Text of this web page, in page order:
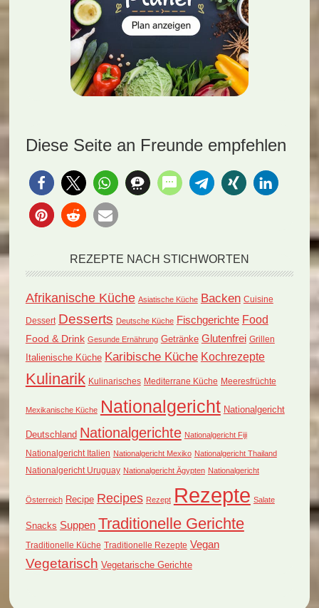
Diese Seite an Freunde empfehlen
REZEPTE NACH STICHWORTEN
Afrikanische Küche Asiatische Küche Backen Cuisine
Dessert Desserts Deutsche Küche Fischgerichte Food
Food & Drink Gesunde Ernährung Getränke Glutenfrei Grillen
Italienische Küche Karibische Küche Kochrezepte
Kulinarik Kulinarisches Mediterrane Küche Meeresfrüchte
Mexikanische Küche Nationalgericht Nationalgericht
Deutschland Nationalgerichte Nationalgericht Fiji
Nationalgericht Italien Nationalgericht Mexiko Nationalgericht Thailand
Nationalgericht Uruguay Nationalgericht Ägypten Nationalgericht
Österreich Recipe Recipes Rezept Rezepte Salate
Snacks Suppen Traditionelle Gerichte
Traditionelle Küche Traditionelle Rezepte Vegan
Vegetarisch Vegetarische Gerichte